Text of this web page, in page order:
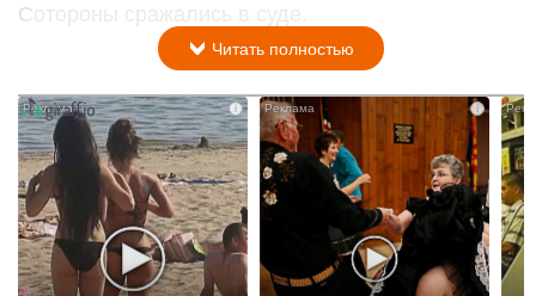
Сотороны сражались в суде.
Читать полностью
i